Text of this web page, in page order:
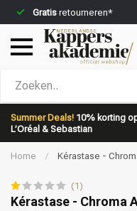
Gratis retourneren*
Summer Deals! 10% korting
L’Oréal & Sebastian
Welke categorie ben
Home /
Kérastase -
(1)
Kérastase - Chroma